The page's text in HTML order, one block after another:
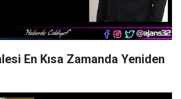
En Kısa Zamanda Yeniden